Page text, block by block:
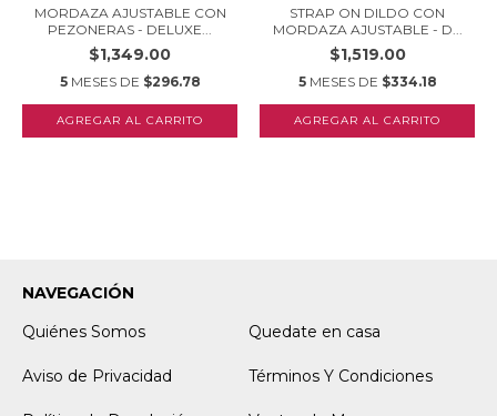
MORDAZA AJUSTABLE CON
PEZONERAS - DELUXE...
$1,349.00
5 MESES DE $296.78
STRAP ON DILDO CON
MORDAZA AJUSTABLE - D...
$1,519.00
5 MESES DE $334.18
NAVEGACIÓN
Quiénes Somos
Quedate en casa
Aviso de Privacidad Términos Y Condiciones